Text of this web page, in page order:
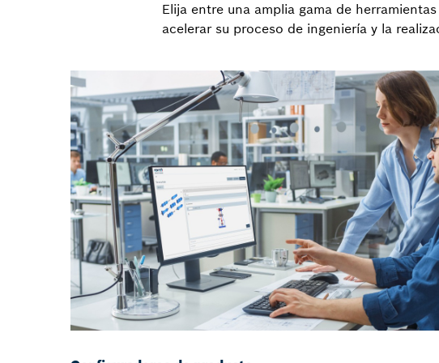
Elija entre una amplia gama de
acelerar su proceso de ingeniería y la